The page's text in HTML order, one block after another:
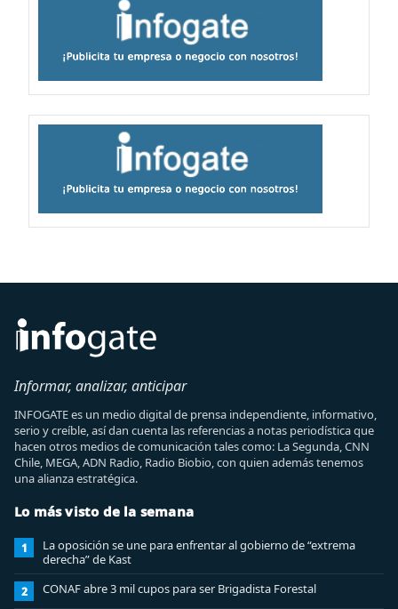
Informar, analizar, anticipar
INFOGATE es un medio digital de prensa independiente, informativo,
serio y creíble, así dan cuenta las referencias a notas periodística que
hacen otros medios de comunicación tales como: La Segunda, CNN
Chile, MEGA, ADN Radio, Radio Biobio, con quien además tenemos
una alianza estratégica.
Lo más visto de la semana
1
La oposición se une para enfrentar al gobierno de “extrema
derecha” de Kast
2 CONAF abre 3 mil cupos para ser Brigadista Forestal